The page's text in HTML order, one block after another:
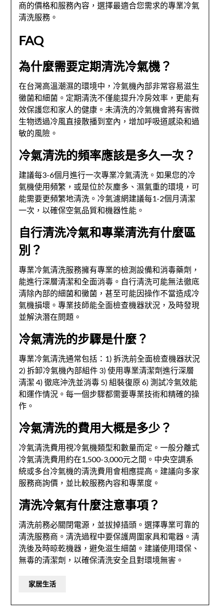
商的價格和服務內容，選擇最適合您需求的專業冷氣
清洗服務。
FAQ
為什麼需要定期清洗冷氣機？
在台灣高溫潮濕的環境中，冷氣機內部非常容易滋生
黴菌和細菌。定期清洗不僅能提升冷房效率，更能有
效保護您和家人的健康。未清洗的冷氣機會將有害微
生物透過冷風直接散播到室內，增加呼吸道感染和過
敏的風險。
冷氣清洗的頻率應該是多久一次？
建議每3-6個月進行一次專業冷氣清洗。如果您的冷
氣機使用頻繁，或是位於灰塵多、濕氣重的環境，可
能需要更頻繁地清洗。冷氣濾網建議每1-2個月清潔
一次，以確保空氣品質和機器性能。
自行清洗冷氣和專業清洗有什麼區
別？
專業冷氣清洗服務擁有專業的檢測設備和消毒藥劑，
能進行深層清潔和全面消毒。自行清洗可能無法徹底
清除內部的細菌和黴菌，甚至可能因操作不當造成冷
氣機損壞。專業技師能全面檢查機器狀況，及時發現
並解決潛在問題。
冷氣清洗的步驟是什麼？
專業冷氣清洗通常包括：1) 拆洗前全面檢查機器狀況
2) 拆卸冷氣機內部組件 3) 使用專業清潔劑進行深層
清潔 4) 徹底沖洗並消毒 5) 組裝復原 6) 測試冷氣效能
和運作情況。每一個步驟都需要專業技術和精確的操
作。
冷氣清洗的費用大概是多少？
冷氣清洗費用視冷氣機類型和數量而定。一般分離式
冷氣清洗費用約在1,500-3,000元之間。中央空調系
統或多台冷氣機的清洗費用會相應提高。建議向多家
服務商詢價，並比較服務內容和專業度。
清洗冷氣有什麼注意事項？
清洗前務必關閉電源，並拔掉插頭。選擇專業可靠的
清洗服務商。清洗過程中要保護周圍家具和電器。清
洗後及時晾乾機器，避免滋生細菌。建議使用環保、
無毒的清潔劑，以確保清洗安全且對環境無害。
家居生活